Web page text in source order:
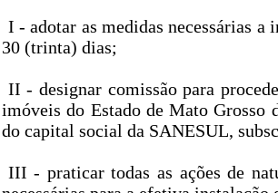
I - adotar as medidas necessárias a
30 (trinta) dias;
II - designar comissão para
imóveis do Estado de Mato Grosso
do capital social da SANESUL,
III - praticar todas as ações de